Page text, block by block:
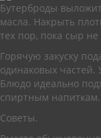
Бутерброды
масла. Накрыть
тех пор, пока сыр не
Горячую закуску
одинаковых
Блюдо идеально
спиртным напиткам.
Советы.